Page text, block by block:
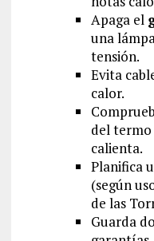
Apaga el
una
tensión.
Evita
calor.
del termo
calienta.
Planifica
(según
de las
Guarda